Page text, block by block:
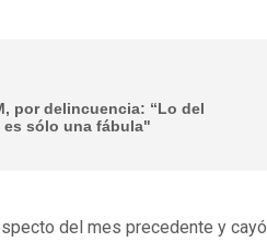
por delincuencia: “Lo del
sólo una fábula"
del mes precedente y cayó